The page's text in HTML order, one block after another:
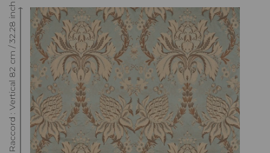
Raccord : Vertical 82 cm / 32.28 inch